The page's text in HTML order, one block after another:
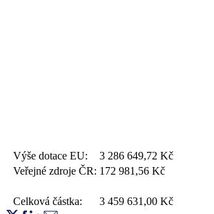
Výše dotace EU: 3 286 649,72 Kč
Veřejné zdroje ČR: 172 981,56 Kč
Celková částka: 3 459 631,00 Kč